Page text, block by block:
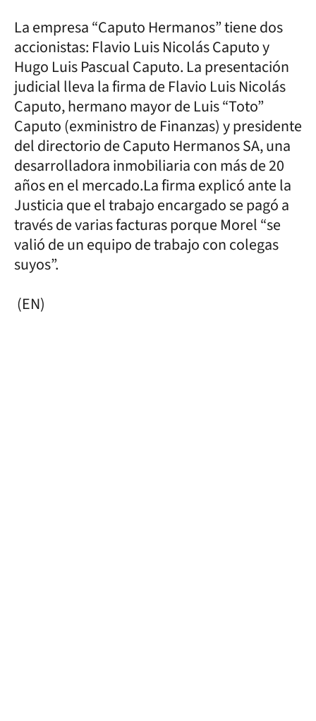
La empresa “Caputo Hermanos” tiene dos
accionistas: Flavio Luis Nicolás Caputo y
Hugo Luis Pascual Caputo. La presentación
judicial lleva la firma de Flavio Luis Nicolás
Caputo, hermano mayor de Luis “Toto”
Caputo (exministro de Finanzas) y presidente
del directorio de Caputo Hermanos SA, una
desarrolladora inmobiliaria con más de 20
años en el mercado.La firma explicó ante la
Justicia que el trabajo encargado se pagó a
través de varias facturas porque Morel “se
valió de un equipo de trabajo con colegas
suyos”.
(EN)